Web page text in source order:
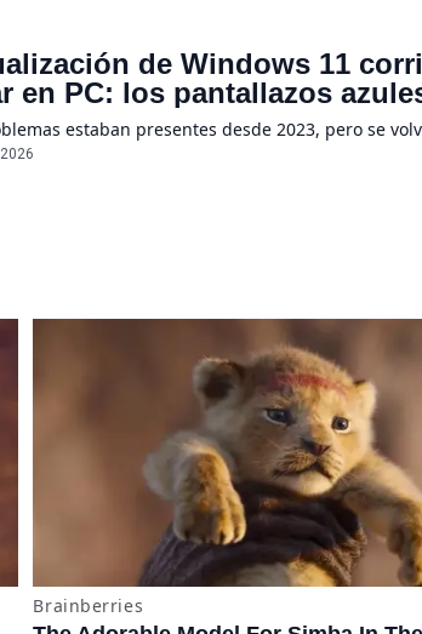
de Windows 11
en PC: los pantallazos
estaban presentes desde 2023, pero se